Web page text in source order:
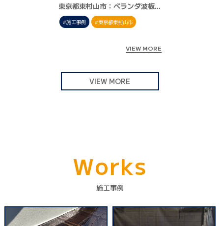
東京都東村山市：ベランダ波板交換工事
施工事例 東京都東村山市
VIEW MORE
VIEW MORE
Works
施工事例